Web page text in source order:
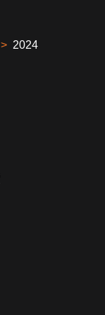
> 2024